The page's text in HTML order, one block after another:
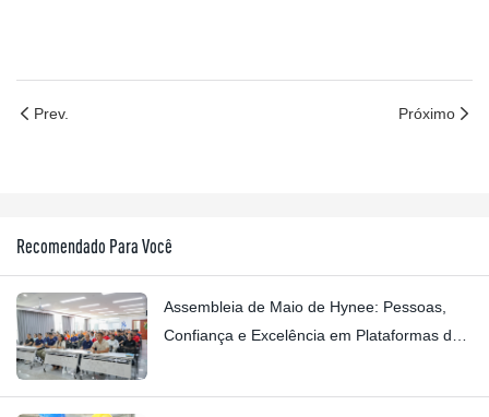
Prev. Próximo
Recomendado Para Você
Assembleia de Maio de Hynee: Pessoas,
Confiança e Excelência em Plataformas de